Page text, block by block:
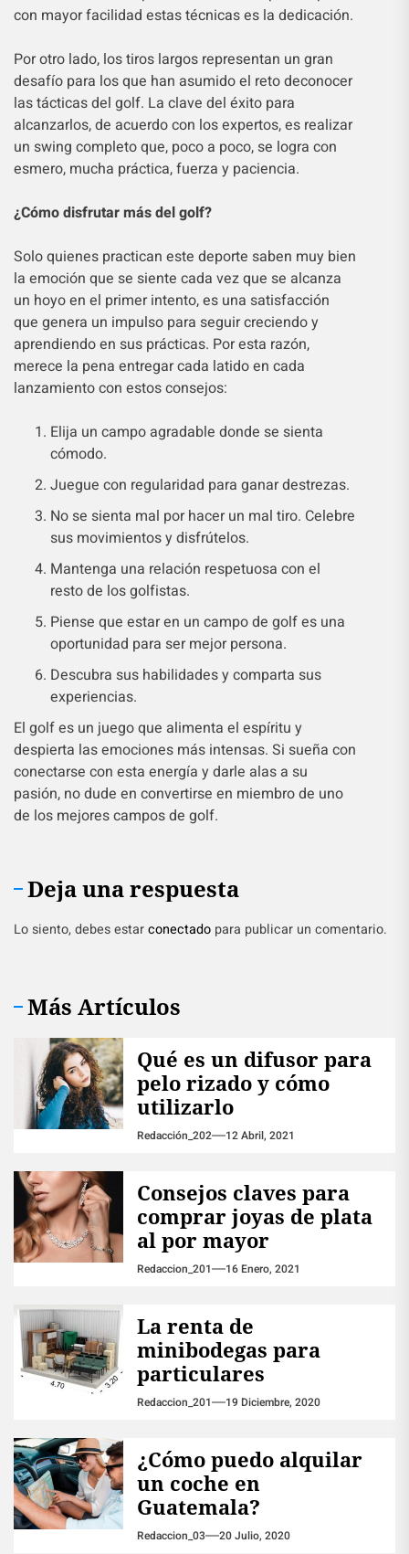
con mayor facilidad estas técnicas es la dedicación.
Por otro lado, los tiros largos representan un gran
desafío para los que han asumido el reto deconocer
las tácticas del golf. La clave del éxito para
alcanzarlos, de acuerdo con los expertos, es realizar
un swing completo que, poco a poco, se logra con
esmero, mucha práctica, fuerza y paciencia.
¿Cómo disfrutar más del golf?
Solo quienes practican este deporte saben muy bien
la emoción que se siente cada vez que se alcanza
un hoyo en el primer intento, es una satisfacción
que genera un impulso para seguir creciendo y
aprendiendo en sus prácticas. Por esta razón,
merece la pena entregar cada latido en cada
lanzamiento con estos consejos:
Elija un campo agradable donde se sienta
cómodo.
Juegue con regularidad para ganar destrezas.
No se sienta mal por hacer un mal tiro. Celebre
sus movimientos y disfrútelos.
Mantenga una relación respetuosa con el
resto de los golfistas.
Piense que estar en un campo de golf es una
oportunidad para ser mejor persona.
Descubra sus habilidades y comparta sus
experiencias.
El golf es un juego que alimenta el espíritu y
despierta las emociones más intensas. Si sueña con
conectarse con esta energía y darle alas a su
pasión, no dude en convertirse en miembro de uno
de los mejores campos de golf.
Deja una respuesta
Lo siento, debes estarconectado para publicar un comentario.
Más Artículos
Qué es un difusor para
pelo rizado y cómo
utilizarlo
Redacción_202 12 Abril, 2021
Consejos claves para
comprar joyas de plata
al por mayor
Redaccion_201 16 Enero, 2021
La renta de
minibodegas para
particulares
Redaccion_201 19 Diciembre, 2020
¿Cómo puedo alquilar
un coche en
Guatemala?
Redaccion_03 20 Julio, 2020